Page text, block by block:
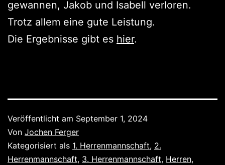
gewannen, Jakob und Isabell verloren.
Trotz allem eine gute Leistung.
Die Ergebnisse gibt es hier.
Veröffentlicht am September 1, 2024
Von Jochen Ferger
Kategorisiert als 1. Herrenmannschaft, 2.
Herrenmannschaft, 3. Herrenmannschaft, Herren,